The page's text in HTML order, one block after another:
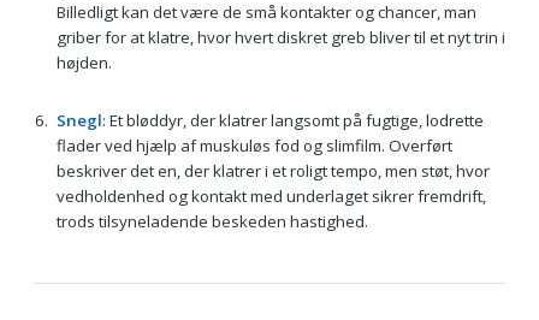
Billedligt kan det være de små kontakter og chancer, man
griber for at klatre, hvor hvert diskret greb bliver til et nyt trin i
højden.
Snegl: Et bløddyr, der klatrer langsomt på fugtige, lodrette
flader ved hjælp af muskuløs fod og slimfilm. Overført
beskriver det en, der klatrer i et roligt tempo, men støt, hvor
vedholdenhed og kontakt med underlaget sikrer fremdrift,
trods tilsyneladende beskeden hastighed.